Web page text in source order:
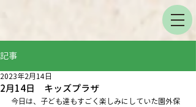
記事
2月14日 キッズプラザ
2023年2月14日
今日は、子ども達もすごく楽しみにしていた園外保